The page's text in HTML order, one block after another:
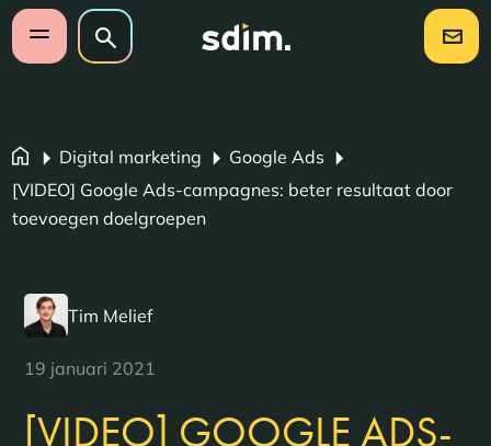
Navigatie overslaan
Open mobiel menu
Zoeken op website
Zoeken
Digital marketing
Google Ads
[VIDEO] Google Ads-campagnes: beter resultaat door
toevoegen doelgroepen
Tim Melief
19 januari 2021
[VIDEO] GOOGLE ADS-